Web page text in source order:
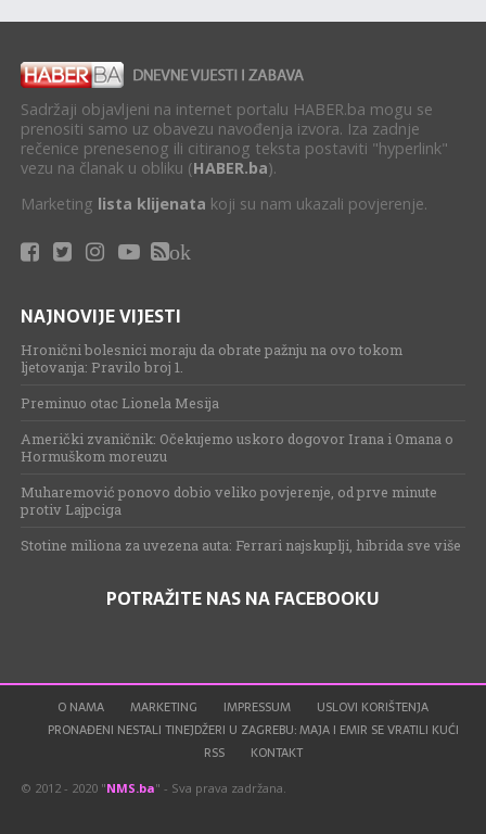
Sadržaji objavljeni na internet portalu HABER.ba mogu se
prenositi samo uz obavezu navođenja izvora. Iza zadnje
rečenice prenesenog ili citiranog teksta postaviti "hyperlink"
vezu na članak u obliku (HABER.ba).
Marketing lista klijenata koji su nam ukazali povjerenje.
ok
NAJNOVIJE VIJESTI
Hronični bolesnici moraju da obrate pažnju na ovo tokom
ljetovanja: Pravilo broj 1.
Preminuo otac Lionela Mesija
Američki zvaničnik: Očekujemo uskoro dogovor Irana i Omana o
Hormuškom moreuzu
Muharemović ponovo dobio veliko povjerenje, od prve minute
protiv Lajpciga
Stotine miliona za uvezena auta: Ferrari najskuplji, hibrida sve više
POTRAŽITE NAS NA FACEBOOKU
O NAMA MARKETING IMPRESSUM
USLOVI KORIŠTENJA
PRONAĐENI NESTALI TINEJDŽERI U ZAGREBU: MAJA I EMIR SE VRATILI KUĆI
RSS
KONTAKT
© 2012 - 2020 "NMS.ba" - Sva prava zadržana.